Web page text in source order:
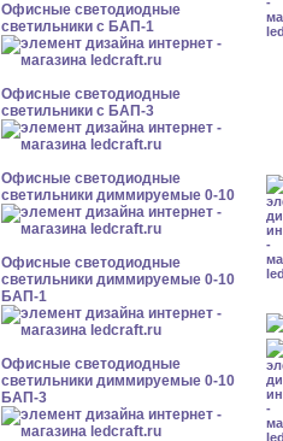
Офисные светодиодные
светильники с БАП-1
Офисные светодиодные
светильники с БАП-3
Офисные светодиодные
светильники диммируемые 0-10
Офисные светодиодные
светильники диммируемые 0-10
БАП-1
Офисные светодиодные
светильники диммируемые 0-10
БАП-3